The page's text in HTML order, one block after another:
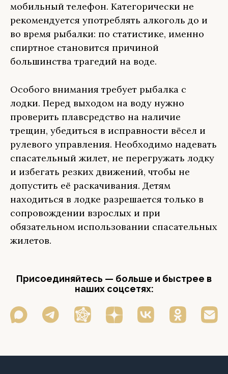
мобильный телефон. Категорически не
рекомендуется употреблять алкоголь до и
во время рыбалки: по статистике, именно
спиртное становится причиной
большинства трагедий на воде.
Особого внимания требует рыбалка с
лодки. Перед выходом на воду нужно
проверить плавсредство на наличие
трещин, убедиться в исправности вёсел и
рулевого управления. Необходимо надевать
спасательный жилет, не перегружать лодку
и избегать резких движений, чтобы не
допустить её раскачивания. Детям
находиться в лодке разрешается только в
сопровождении взрослых и при
обязательном использовании спасательных
жилетов.
Присоединяйтесь — больше и быстрее в
наших соцсетях: